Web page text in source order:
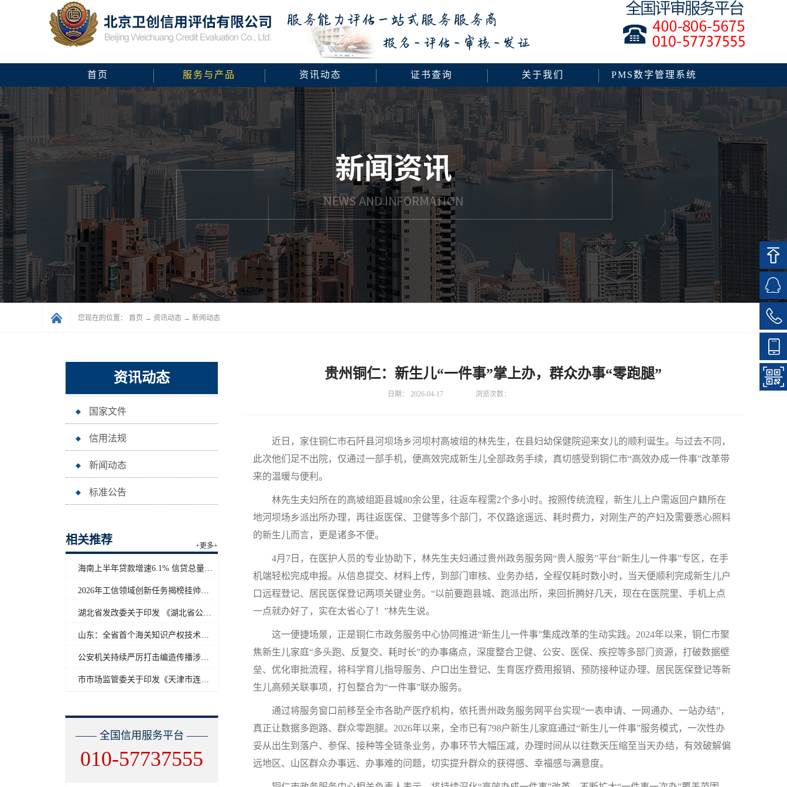
首页 服务与产品 资讯动态 证书查询 关于我们 PMS数字管理系统
您现在的位置： 首页 → 资讯动态 → 新闻动态
资讯动态
国家文件
信用法规
新闻动态
标准公告
相关推荐 +更多+
海南上半年贷款增速6.1% 信贷总量保持合理平稳增长
2026年工信领域创新任务揭榜挂帅工作启动
湖北省发改委关于印发 《湖北省公共信用信息目录（2026年版）》的通知
山东：全省首个海关知识产权技术调查官制度落地济南自贸片区
公安机关持续严厉打击编造传播涉汛涉灾网络谣言
市市场监管委关于印发《天津市连锁企业食品经营许可“先证后核”信用承诺审批实施办法》的通知
—— 全国信用服务平台 ——
010-57737555
贵州铜仁：新生儿“一件事”掌上办，群众办事“零跑腿”
日期： 2026-04-17 浏览次数：
近日，家住铜仁市石阡县河坝场乡河坝村高坡组的林先生，在县妇幼保健院迎来女儿的顺利诞生。与过去不同，
此次他们足不出院，仅通过一部手机，便高效完成新生儿全部政务手续，真切感受到铜仁市“高效办成一件事”改革带
来的温暖与便利。
林先生夫妇所在的高坡组距县城80余公里，往返车程需2个多小时。按照传统流程，新生儿上户需返回户籍所在
地河坝场乡派出所办理，再往返医保、卫健等多个部门，不仅路途遥远、耗时费力，对刚生产的产妇及需要悉心照料
的新生儿而言，更是诸多不便。
4月7日，在医护人员的专业协助下，林先生夫妇通过贵州政务服务网“贵人服务”平台“新生儿一件事”专区，在手
机端轻松完成申报。从信息提交、材料上传，到部门审核、业务办结，全程仅耗时数小时，当天便顺利完成新生儿户
口远程登记、居民医保登记两项关键业务。“以前要跑县城、跑派出所，来回折腾好几天，现在在医院里、手机上点
一点就办好了，实在太省心了！”林先生说。
这一便捷场景，正是铜仁市政务服务中心协同推进“新生儿一件事”集成改革的生动实践。2024年以来，铜仁市聚
焦新生儿家庭“多头跑、反复交、耗时长”的办事痛点，深度整合卫健、公安、医保、疾控等多部门资源，打破数据壁
垒、优化审批流程，将科学育儿指导服务、户口出生登记、生育医疗费用报销、预防接种证办理、居民医保登记等新
生儿高频关联事项，打包整合为“一件事”联办服务。
通过将服务窗口前移至全市各助产医疗机构，依托贵州政务服务网平台实现“一表申请、一网通办、一站办结”，
真正让数据多跑路、群众零跑腿。2026年以来，全市已有798户新生儿家庭通过“新生儿一件事”服务模式，一次性办
妥从出生到落户、参保、接种等全链条业务，办事环节大幅压减，办理时间从以往数天压缩至当天办结，有效破解偏
远地区、山区群众办事远、办事难的问题，切实提升群众的获得感、幸福感与满意度。